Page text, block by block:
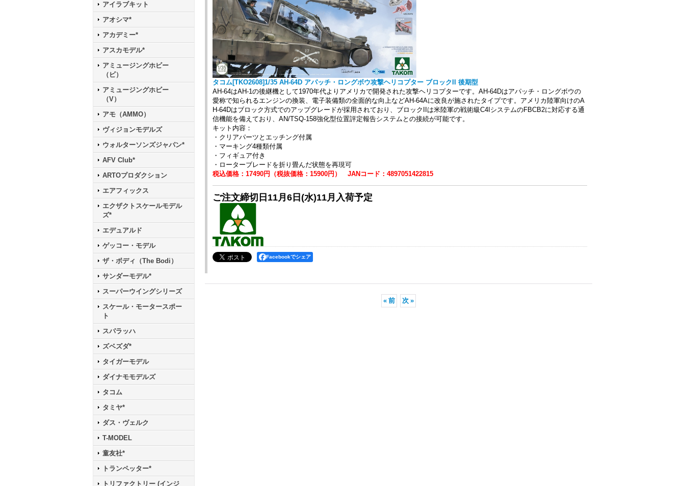
アイラブキット
アオシマ*
アカデミー*
アスカモデル*
アミュージングホビー
（ビ）
アミュージングホビー
（V）
アモ（AMMO）
ヴィジョンモデルズ
ウォルターソンズジャパン*
AFV Club*
ARTOプロダクション
エアフィックス
エクザクトスケールモデル
ズ*
エデュアルド
ゲッコー・モデル
ザ・ボディ（The Bodi）
サンダーモデル*
スーパーウイングシリーズ
スケール・モータースポー
ト
スパラッハ
ズベズダ*
タイガーモデル
ダイナモモデルズ
タコム
タミヤ*
ダス・ヴェルク
T-MODEL
童友社*
トランペッター*
トリファクトリー (インジ
タコム[TKO2608]1/35 AH-64D アパッチ・ロングボウ攻撃ヘリコプター ブロックII 後期型
AH-64はAH-1の後継機として1970年代よりアメリカで開発された攻撃ヘリコプターです。AH-64Dはアパッチ・ロングボウの
愛称で知られるエンジンの換装、電子装備類の全面的な向上などAH-64Aに改良が施されたタイプです。アメリカ陸軍向けのA
H-64Dはブロック方式でのアップグレードが採用されており、ブロックIIは米陸軍の戦術級C4IシステムのFBCB2に対応する通
信機能を備えており、AN/TSQ-158強化型位置評定報告システムとの接続が可能です。
キット内容：
・クリアパーツとエッチング付属
・マーキング4種類付属
・フィギュア付き
・ローターブレードを折り畳んだ状態を再現可
税込価格：17490円（税抜価格：15900円） JANコード：4897051422815
ご注文締切日11月6日(水)11月入荷予定
Facebookでシェア
« 前 次 »